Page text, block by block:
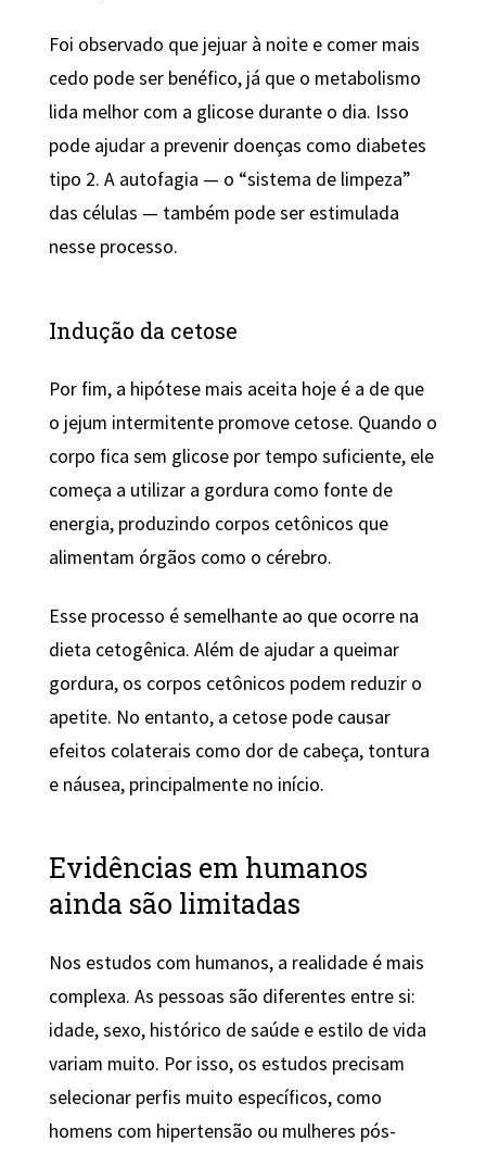
Foi observado que jejuar à noite e comer mais
cedo pode ser benéfico, já que o metabolismo
lida melhor com a glicose durante o dia. Isso
pode ajudar a prevenir doenças como diabetes
tipo 2. A autofagia — o “sistema de limpeza”
das células — também pode ser estimulada
nesse processo.
Indução da cetose
Por fim, a hipótese mais aceita hoje é a de que
o jejum intermitente promove cetose. Quando o
corpo fica sem glicose por tempo suficiente, ele
começa a utilizar a gordura como fonte de
energia, produzindo corpos cetônicos que
alimentam órgãos como o cérebro.
Esse processo é semelhante ao que ocorre na
dieta cetogênica. Além de ajudar a queimar
gordura, os corpos cetônicos podem reduzir o
apetite. No entanto, a cetose pode causar
efeitos colaterais como dor de cabeça, tontura
e náusea, principalmente no início.
Evidências em humanos
ainda são limitadas
Nos estudos com humanos, a realidade é mais
complexa. As pessoas são diferentes entre si:
idade, sexo, histórico de saúde e estilo de vida
variam muito. Por isso, os estudos precisam
selecionar perfis muito específicos, como
homens com hipertensão ou mulheres pós-